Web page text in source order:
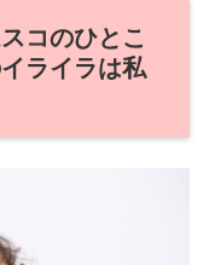
コのひとこ
ライラは私